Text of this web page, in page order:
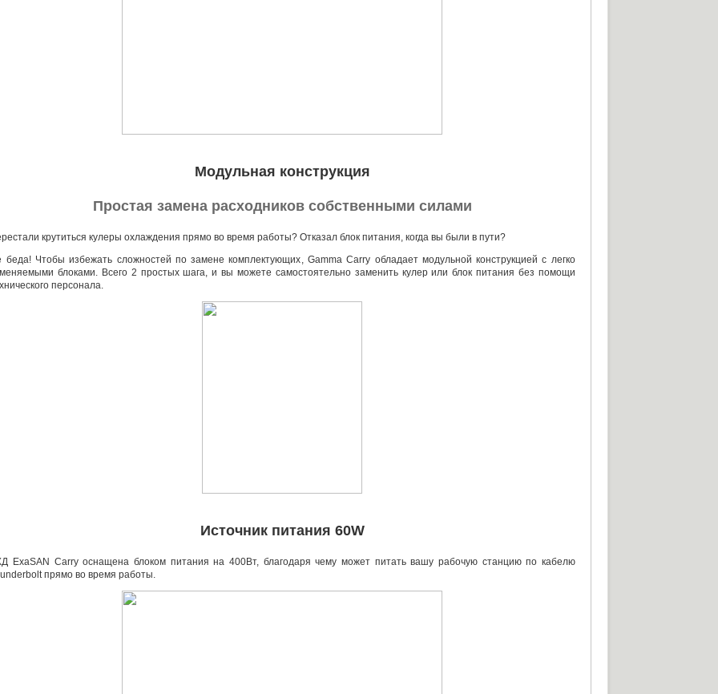
Модульная конструкция
Простая замена расходников собственными силами
крутиться кулеры охлаждения прямо во время работы? Отказал блок питания когда вы были в пути?
беда! Чтобы избежать сложностей по замене комплектующих
Gamma Carry обладает модульной конструкцией с легко
блоками. Всего 2 простых шага
и вы можете самостоятельно заменить кулер или блок питания без помощи
персонала.
Источник питания 60W
ExaSAN Carry оснащена блоком питания на 400Вт, благодаря чему может питать вашу рабочую станцию по кабелю
прямо во время работы.